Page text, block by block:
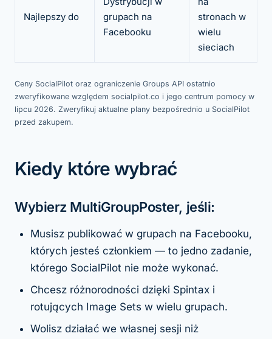
Najlepszy do
grupach na
Facebooku
stronach w
wielu
sieciach
Ceny SocialPilot oraz ograniczenie Groups API ostatnio
zweryfikowane względem socialpilot.co i jego centrum pomocy w
lipcu 2026. Zweryfikuj aktualne plany bezpośrednio u SocialPilot
przed zakupem.
Kiedy które wybrać
Wybierz MultiGroupPoster, jeśli:
Musisz publikować w grupach na Facebooku,
których jesteś członkiem — to jedno zadanie,
którego SocialPilot nie może wykonać.
Chcesz różnorodności dzięki Spintax i
rotujących Image Sets w wielu grupach.
Wolisz działać we własnej sesji niż